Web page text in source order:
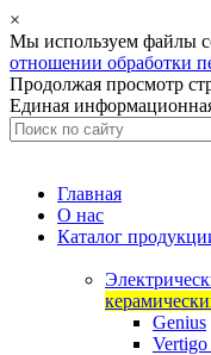
×
Мы используем файлы
отношении обработки
Продолжая просмотр
Единая
Главная
О нас
Каталог
Genius
Vertigo